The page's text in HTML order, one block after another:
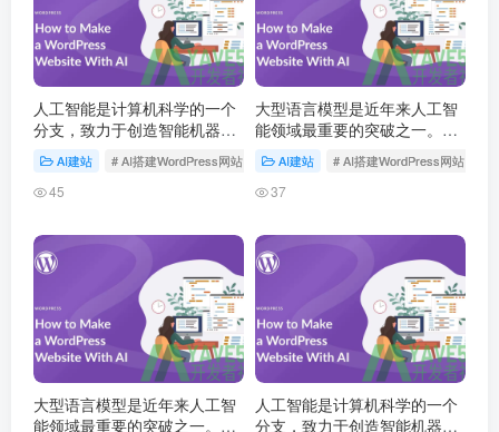
人工智能是计算机科学的一个
分支，致力于创造智能机器。
1956 年达特茅斯会议首次提
出人工智能概念，此后经历多
次发展高潮和低谷，如今深度
AI建站 # AI搭建WordPress网站
45
大型语言模型是近年来人工智
能领域最重要的突破之一。这
些基于深度学习的模型通过海
量文本数据的预训练，获得了
强大的语言理解和生成能力，
式。
AI建站 # AI搭建WordPress网站
37
大型语言模型是近年来人工智
能领域最重要的突破之一。这
人工智能是计算机科学的一个
分支，致力于创造智能机器。